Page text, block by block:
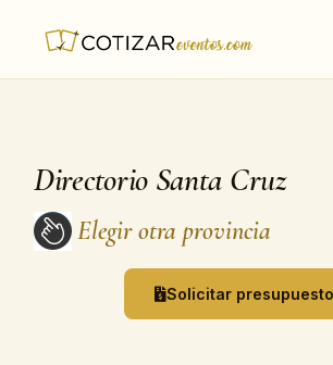
Directorio Santa Cruz
Elegir otra provincia
Solicitar presupuesto